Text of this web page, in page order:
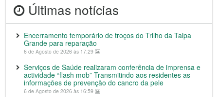
Últimas notícias
Encerramento temporário de troços do Trilho da Taipa
Grande para reparação
6 de Agosto de 2026 às 17:29
Serviços de Saúde realizaram conferência de imprensa e
actividade “flash mob” Transmitindo aos residentes as
informações de prevenção do cancro da pele
6 de Agosto de 2026 às 16:59